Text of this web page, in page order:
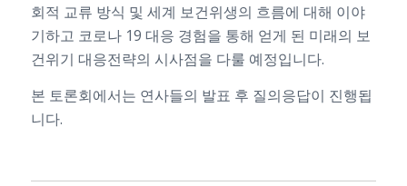
회적 교류 방식 및 세계 보건위생의 흐름에 대해 이야
기하고 코로나 19 대응 경험을 통해 얻게 된 미래의 보
건위기 대응전략의 시사점을 다룰 예정입니다.
본 토론회에서는 연사들의 발표 후 질의응답이 진행됩
니다.